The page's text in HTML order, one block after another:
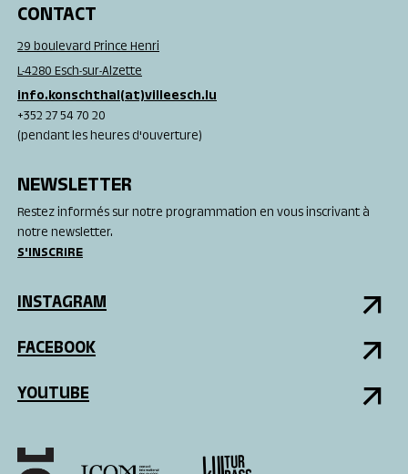
CONTACT
29 boulevard Prince Henri
L-4280 Esch-sur-Alzette
info.konschthal(at)villeesch.lu
+352 27 54 70 20
(pendant les heures d'ouverture)
NEWSLETTER
Restez informés sur notre programmation en vous inscrivant à
notre newsletter.
S'INSCRIRE
INSTAGRAM
FACEBOOK
YOUTUBE